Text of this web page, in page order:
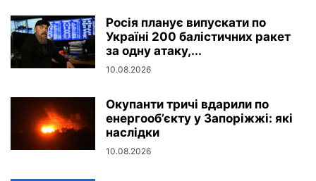
Росія планує випускати по
Україні 200 балістичних ракет
за одну атаку,...
10.08.2026
Окупанти тричі вдарили по
енергооб’єкту у Запоріжжі: які
наслідки
10.08.2026